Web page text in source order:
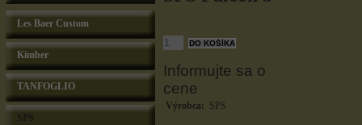
Les Baer Custom
Kimber
TANFOGLIO
Informujte sa o
cene
Výrobca: SPS